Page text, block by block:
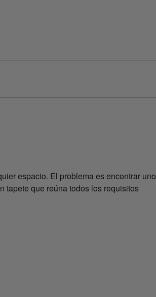
espacio. El problema es encontrar uno
tapete que reúna todos los requisitos